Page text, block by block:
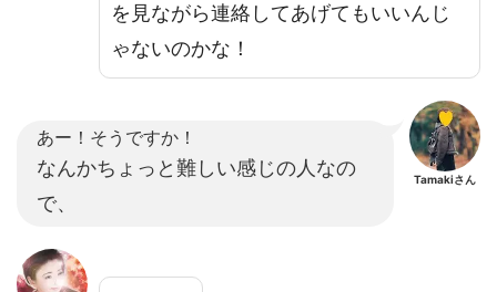
を見ながら連絡してあげてもいいんじ
ゃないのかな！
あー！そうですか！
なんかちょっと難しい感じの人なの
で、
Tamakiさん